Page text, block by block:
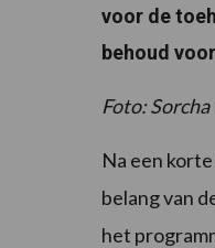
voor de
behoud
Foto:
Na een
belang van
het